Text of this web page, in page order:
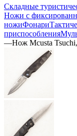
Складные
Ножи с
ножиФонари
приспособления
—Нож Mcusta